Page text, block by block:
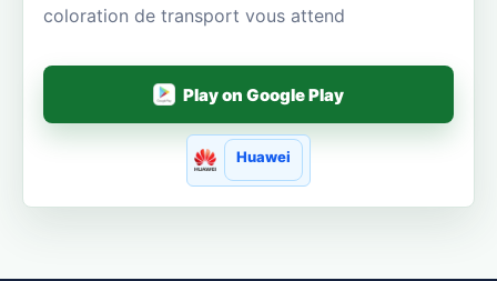
coloration de transport vous attend
Play on Google Play
Huawei